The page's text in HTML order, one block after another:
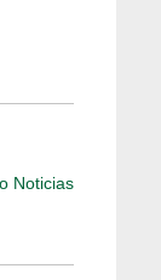
Noticias